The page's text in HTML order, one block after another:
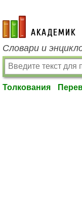
academic.ru
Словари и
Толкования